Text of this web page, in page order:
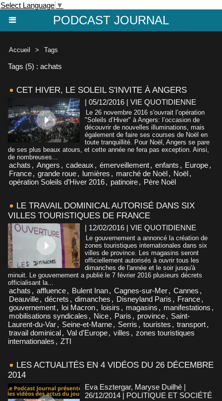
Select Language ▼
PODCAST JOURNAL
Accueil > Tags
Tags (5) : achats
CET HIVER, LE SOLEIL S'INVITE À ANGERS
| 05/12/2016 | VIE QUOTIDIENNE
Le 26 novembre 2016 s'ouvrait l’opération
"Soleils d’Hiver" à Angers: l’occasion de
découvrir de nouvelles illuminations, mais
également de faire ses courses de Noël en
toute tranquillité. Pour Noël, Angers se pare
de ses plus beaux atours, et cette année ne fera pas exception. Ainsi,
de nombreuses...
achats , Angers , cadeaux , émerveillement, enfants , Europe,
France, grande roue, lumières , marché de Noël, Noël,
opération Soleils d’Hiver 2016, patinoire, Père Noël
LE TRAVAIL DOMINICAL AUTORISÉ DANS SIX
VILLES TOURISTIQUES DE FRANCE
| 12/02/2016 | VIE QUOTIDIENNE
Le gouvernement a annoncé la création de
zones touristiques internationales dans six
villes de province. Les magasins seront
officiellement autorisés à ouvrir tous les
dimanches de l'année et le soir jusqu'à
minuit. Le gouvernement a publié le 7 février 2016 plusieurs décrets
officialisant la...
achats , affluence, Bulent Inan, Cagnes-sur-Mer, Cannes ,
Deauville, décrets , dimanches , Disneyland Paris , France,
gouvernement, loi Macron, loisirs , magasins , manifestations ,
mobilisations syndicales , Nice, Paris , province, Saint-
Laurent-du-Var, Seine-et-Marne, Serris , touristes , transport,
travail dominical, Val d'Europe, villes , zones touristiques
internationales , ZTI
LES ACTUALITÉS EN 4 VIDÉOS DU 26 DÉCEMBRE
2014
Eva Esztergar, Maryse Duilhé |
26/12/2014 | POLITIQUE ET SOCIÉTÉ